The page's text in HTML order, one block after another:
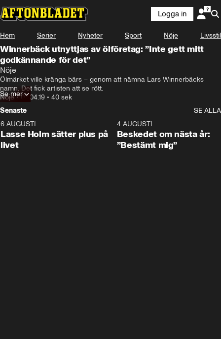
Logga in
Hem Serier Nyheter Sport Nöje Livsstil
Winnerbäck utnyttjas av ölföretag: ”Inte gett mitt
godkännande för det”
Nöje
Ölmärket ville kränga bärs – genom att nämna Lars Winnerbäcks
namn. Det fick artisten att se rött.
Nöje•03.04.19 • 40 sek
Se mer
Senaste
SE ALLA
6 AUGUSTI
Lasse Holm sätter plus på
livet
4 AUGUSTI
Beskedet om nästa år:
”Bestämt mig”